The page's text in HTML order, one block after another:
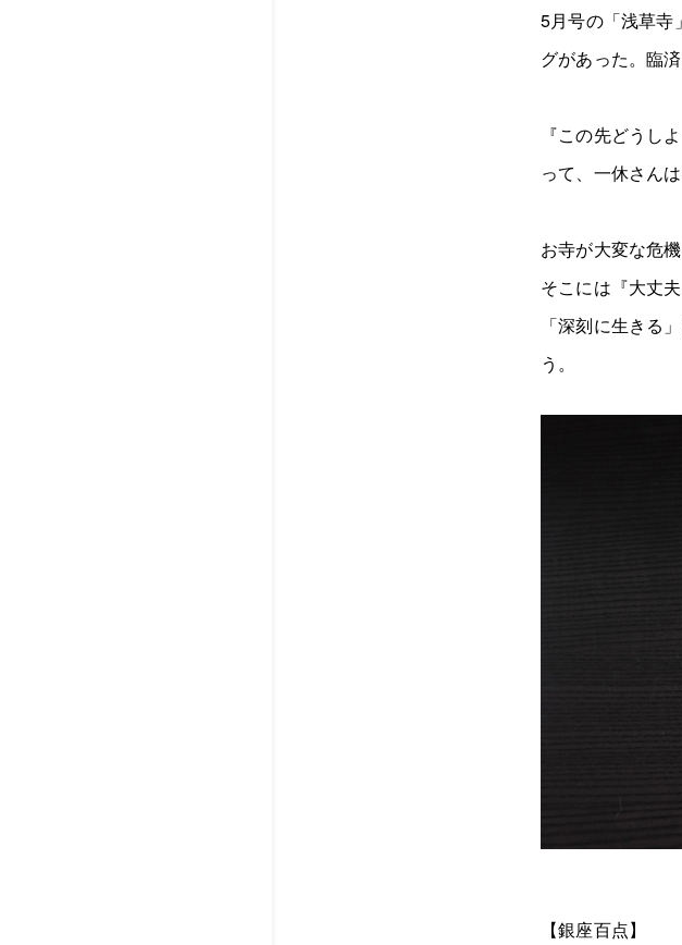
5月号の「浅草寺
グがあった。臨
『この先どうし
って、一休さん
お寺が大変な危
そこには『大丈
「深刻に生きる
う。
【銀座百点】